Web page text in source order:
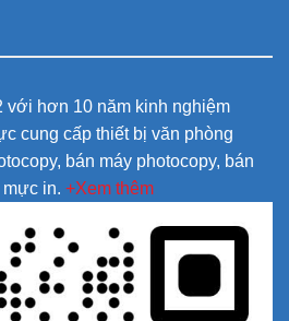
hơn 10 năm kinh nghiệm
cung cấp thiết bị văn phòng
bán máy photocopy, bán
in. +Xem thêm